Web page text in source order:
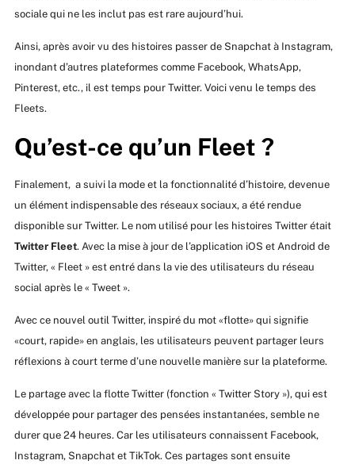
sociale qui ne les inclut pas est rare aujourd’hui.
Ainsi, après avoir vu des histoires passer de Snapchat à Instagram,
inondant d’autres plateformes comme Facebook, WhatsApp,
Pinterest, etc., il est temps pour Twitter. Voici venu le temps des
Fleets.
Qu’est-ce qu’un Fleet ?
Finalement, a suivi la mode et la fonctionnalité d’histoire, devenue
un élément indispensable des réseaux sociaux, a été rendue
disponible sur Twitter. Le nom utilisé pour les histoires Twitter était
Twitter Fleet. Avec la mise à jour de l’application iOS et Android de
Twitter, « Fleet » est entré dans la vie des utilisateurs du réseau
social après le « Tweet ».
Avec ce nouvel outil Twitter, inspiré du mot «flotte» qui signifie
«court, rapide» en anglais, les utilisateurs peuvent partager leurs
réflexions à court terme d’une nouvelle manière sur la plateforme.
Le partage avec la flotte Twitter (fonction « Twitter Story »), qui est
développée pour partager des pensées instantanées, semble ne
durer que 24 heures. Car les utilisateurs connaissent Facebook,
Instagram, Snapchat et TikTok. Ces partages sont ensuite